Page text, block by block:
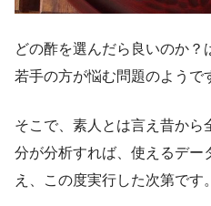
どの酢を選んだら良いのか？
若手の方が悩む問題のようで
そこで、素人とは言え昔から
分が分析すれば、使えるデー
え、この度実行した次第です。